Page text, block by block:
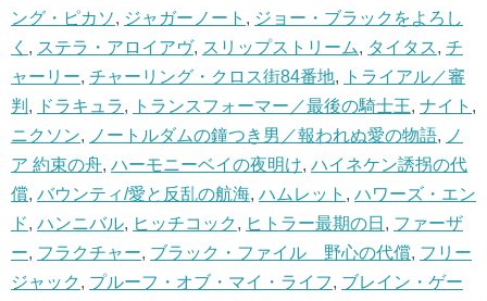
ング・ピカソ, ジャガーノート , ジョー・ブラックをよろし
く , ステラ・アロイアヴ, スリップストリーム, タイタス, チ
ャーリー, チャーリング・クロス街84番地,
トライアル／審
判 , ドラキュラ, トランスフォーマー／最後の騎士王, ナイト ,
ニクソン, ノートルダムの鐘つき男／報われぬ愛の物語, ノ
ア 約束の舟, ハーモニーベイの夜明け, ハイネケン誘拐の代
償, バウンティ/愛と反乱の航海, ハムレット , ハワーズ・エン
ド, ハンニバル, ヒッチコック , ヒトラー最期の日 , ファーザ
ー, フラクチャー, ブラック・ファイル 野心の代償, フリー
ジャック , プルーフ・オブ・マイ・ライフ, ブレイン・ゲー